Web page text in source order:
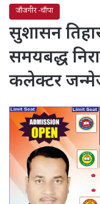
जाँजगीर -चाँपा
सुशासन
समयबद्ध
कलेक्टर